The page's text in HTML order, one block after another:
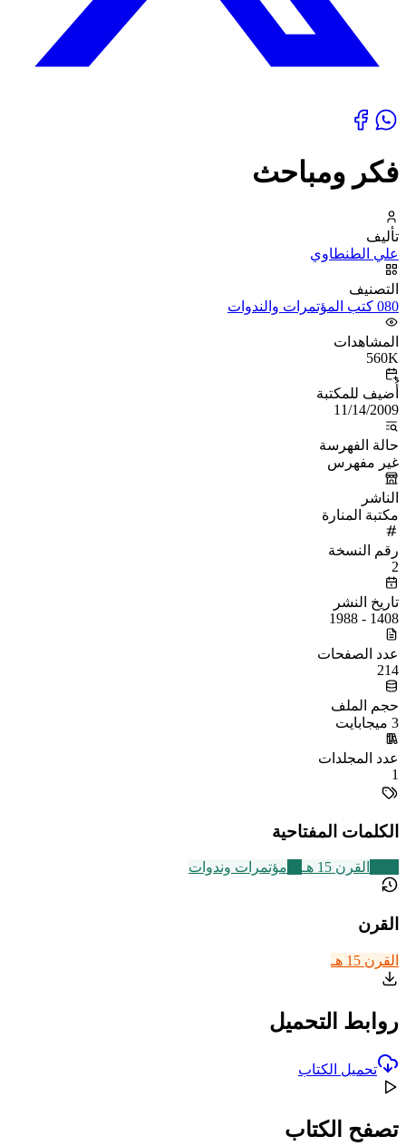
فكر ومباحث
تأليف
علي الطنطاوي
التصنيف
080 كتب المؤتمرات والندوات
المشاهدات
560K
أُضيف للمكتبة
11/14/2009
حالة الفهرسة
غير مفهرس
الناشر
مكتبة المنارة
رقم النسخة
2
تاريخ النشر
1408 - 1988
عدد الصفحات
214
حجم الملف
3 ميجابايت
عدد المجلدات
1
الكلمات المفتاحية
القرن 15 هـ مؤتمرات وندوات
القرن
القرن 15 هـ
روابط التحميل
تحميل الكتاب
تصفح الكتاب